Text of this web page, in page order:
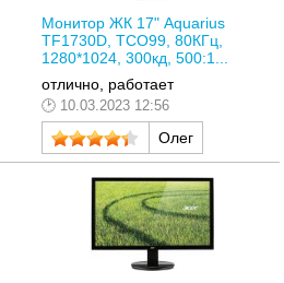
Монитор ЖК 17" Aquarius
TF1730D, TCO99, 80КГц,
1280*1024, 300кд, 500:1...
отлично, работает
10.03.2023 12:56
Олег